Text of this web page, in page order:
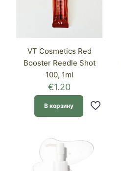
VT Cosmetics Red
Booster Reedle Shot
100, 1ml
€1.20
В корзину